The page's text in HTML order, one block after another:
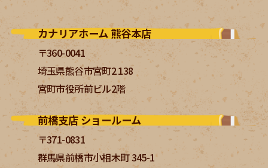
カナリアホーム 熊谷本店
〒360-0041
埼玉県熊谷市宮町2 138
宮町市役所前ビル2階
前橋支店 ショールーム
〒371-0831
群馬県前橋市小相木町 345-1